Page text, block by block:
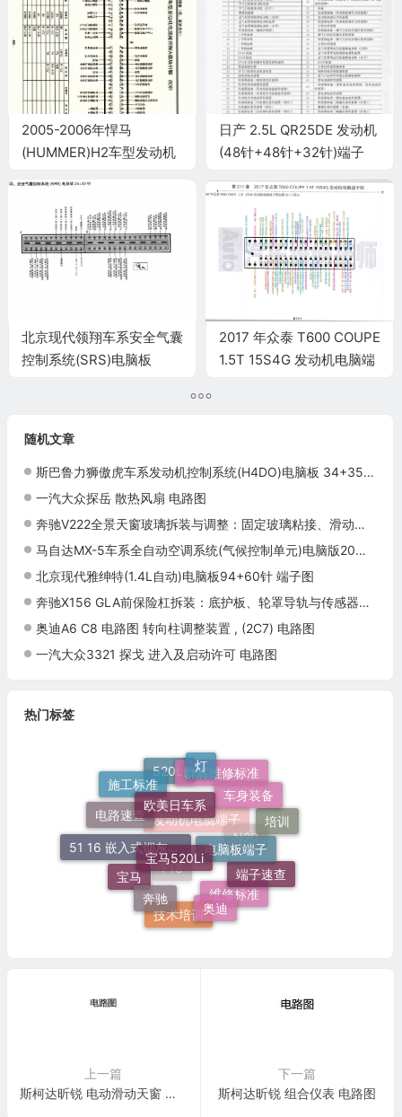
端子图
2005-2006年悍马
(HUMMER)H2车型发动机
日产 2.5L QR25DE 发动机
(48针+48针+32针)端子
北京现代领翔车系安全气囊
控制系统(SRS)电脑板
2017 年众泰 T600 COUPE
1.5T 15S4G 发动机电脑端
随机文章
斯巴鲁力狮傲虎车系发动机控制系统(H4DO)电脑板 34+35+35+31针端子
一汽大众探岳 散热风扇 电路图
奔驰V222全景天窗玻璃拆装与调整：固定玻璃粘接、滑动玻璃高度和间隙
马自达MX-5车系全自动空调系统(气候控制单元)电脑版20针端子
北京现代雅绅特(1.4L自动)电脑板94+60针 端子图
奔驰X156 GLA前保险杠拆装：底护板、轮罩导轨与传感器线束
奥迪A6 C8 电路图 转向柱调整装置 , (2C7) 电路图
一汽大众3321 探戈 进入及启动许可 电路图
热门标签
F18
发动机电脑端子
N20
维修标准
技术培训
宝马
电路速查
520Li群辉维修标准
培训
端子速查
奥迪
奔驰
51 16 嵌入式烟灰缸托架
施工标准
灯
车身装备
电脑板端子
宝马520Li
欧美日车系
上一篇
斯柯达昕锐 电动滑动天窗 电路图
下一篇
斯柯达昕锐 组合仪表 电路图